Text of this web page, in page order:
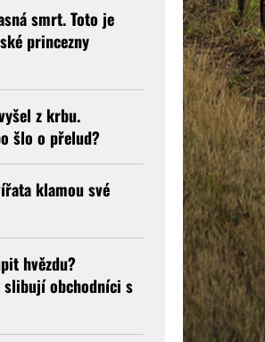
smrt. Toto je
princezny
z krbu.
šlo o přelud?
klamou své
hvězdu?
slibují obchodníci s